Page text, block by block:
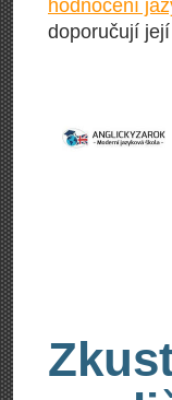
hodnocení
doporučují